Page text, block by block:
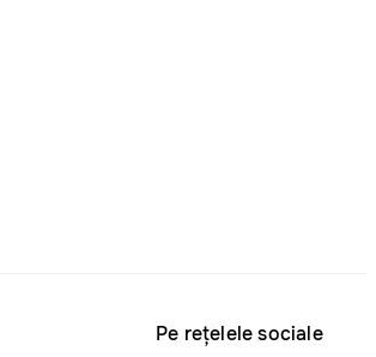
Pe rețelele sociale